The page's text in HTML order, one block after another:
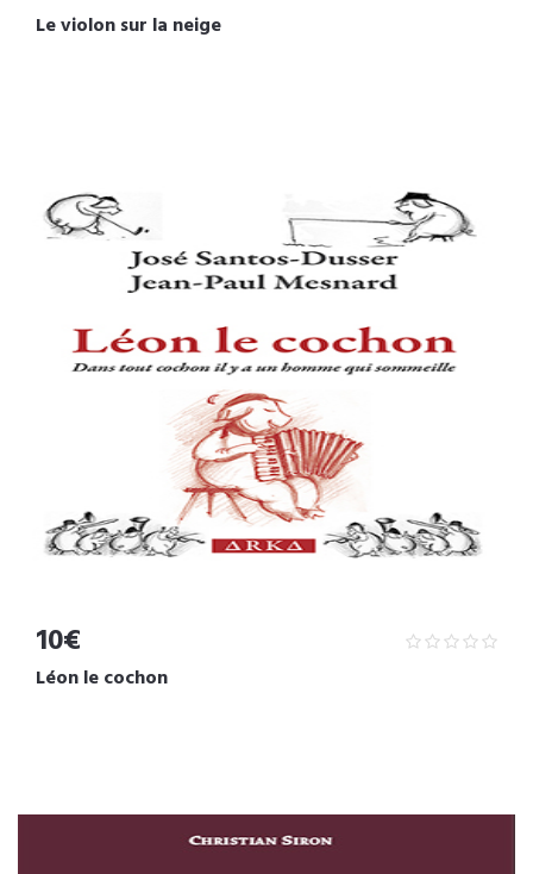
Le violon sur la neige
10€
Léon le cochon